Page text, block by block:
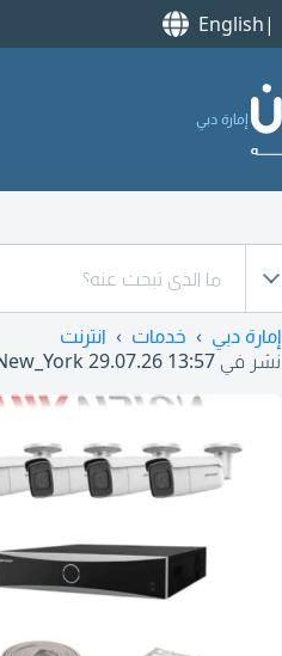
English
إمارة دبي
إمارة دبي خدمات
انترنت
نشر في 29.07.26 13:57